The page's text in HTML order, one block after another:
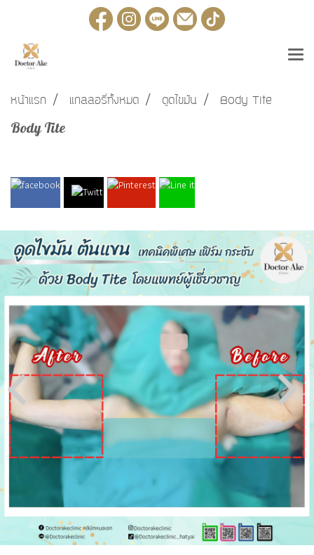
หน้าแรก แกลลอรี่ทั้งหมด ดูดไขมัน Body Tite
Body Tite